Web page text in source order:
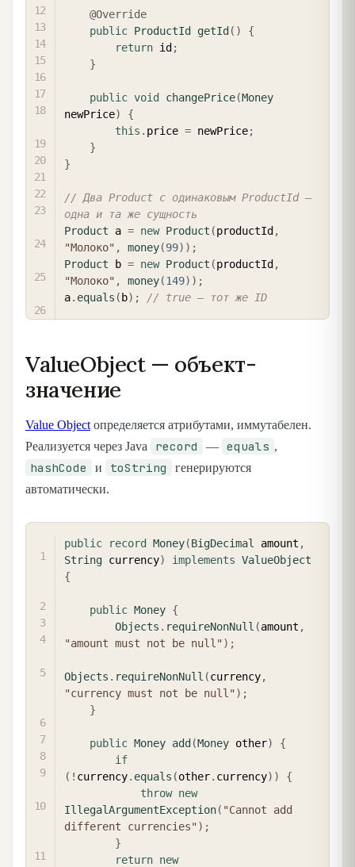
@Override
public ProductId getId ( )
{
return id ;
}
public void changePrice(Money
newPrice)
{
this . price = newPrice;
}
}
// Два Product с одинаковым ProductId —
одна и та же сущность
Product a = new Product (productId ,
"Молоко" , money(99) ) ;
Product b = new Product (productId ,
"Молоко" , money(149) ) ;
a. equals ( b) ; // true — тот же ID
ValueObject — объект-
значение
Value Object определяется атрибутами, иммутабелен.
Реализуется через Java
record — equals ,
hashCode и toString
генерируются
автоматически.
public record Money(BigDecimal amount ,
String currency) implements ValueObject
{
public Money {
Objects . requireNonNull (amount ,
"amount must not be null") ;
Objects . requireNonNull (currency,
"currency must not be null") ;
}
public Money add (Money other)
{
if
( ! currency. equals (other. currency) )
{
throw new
IllegalArgumentException( "Cannot add
different currencies") ;
}
return new
COPY